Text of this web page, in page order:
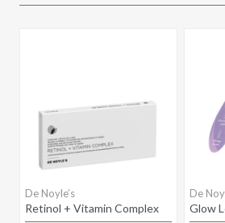
De Noyle’s
Retinol + Vitamin Complex
De
Glow